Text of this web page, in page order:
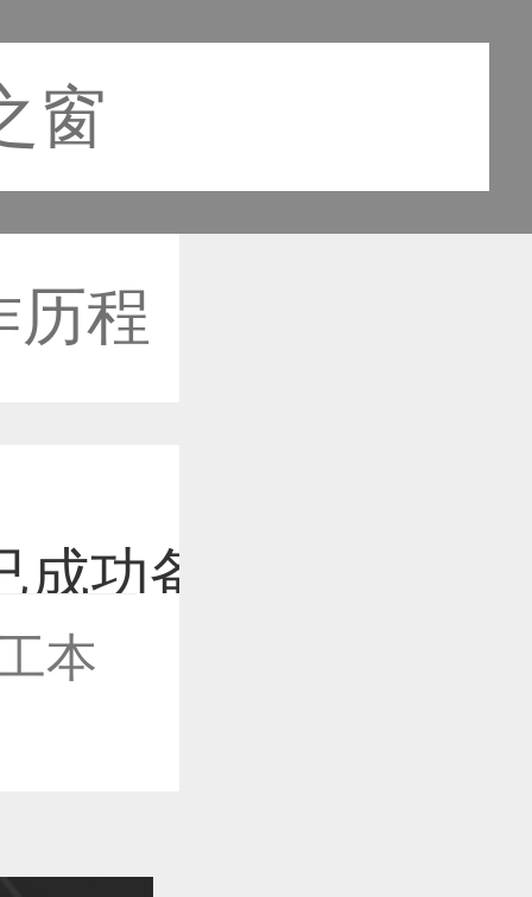
窗
历程
功备案！
本